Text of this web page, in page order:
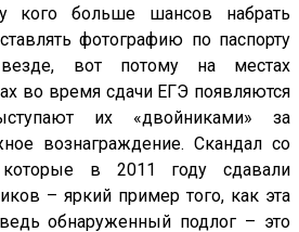
кого больше шансов набрать
фотографию по паспорту
вот потому на местах
во время сдачи ЕГЭ появляются
их «двойниками» за
вознаграждение. Скандал со
в 2011 году сдавали
– яркий пример того, как эта
обнаруженный подлог – это